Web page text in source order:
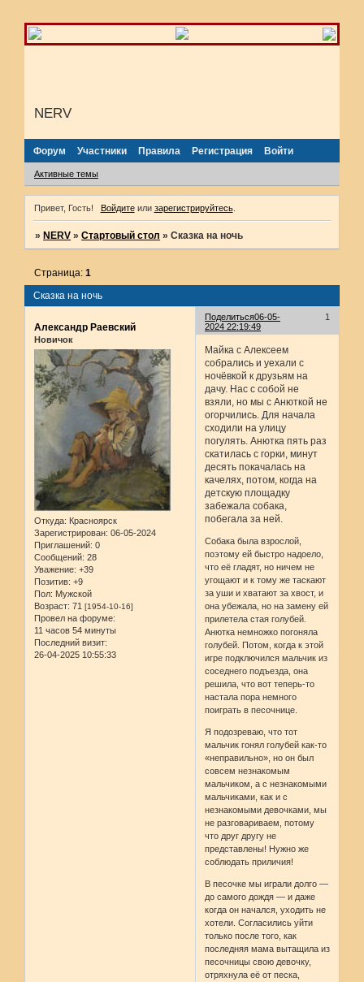
NERV
Форум Участники Правила Регистрация Войти
Активные темы
Привет, Гость! Войдитеили зарегистрируйтесь.
»NERV »Стартовый стол »Сказка на ночь
Сказка на ночь
Страница:1
Поделиться 1
06-05-
2024 22:19:49
Александр Раевский
Новичок
Откуда: Красноярск
Зарегистрирован: 06-05-2024
Приглашений: 0
Сообщений: 28
Уважение: +39
Позитив: +9
Пол: Мужской
Возраст: 71 [1954-10-16]
Провел на форуме:
11 часов 54 минуты
Последний визит:
26-04-2025 10:55:33
Майка с Алексеем
собрались и уехали с
ночёвкой к друзьям на
дачу. Нас с собой не
взяли, но мы с Анюткой не
огорчились. Для начала
сходили на улицу
погулять. Анютка пять раз
скатилась с горки, минут
десять покачалась на
качелях, потом, когда на
детскую площадку
забежала собака,
побегала за ней.
Собака была взрослой,
поэтому ей быстро надоело,
что её гладят, но ничем не
угощают и к тому же таскают
за уши и хватают за хвост, и
она убежала, но на замену ей
прилетела стая голубей.
Анютка немножко погоняла
голубей. Потом, когда к этой
игре подключился мальчик из
соседнего подъезда, она
решила, что вот теперь-то
настала пора немного
поиграть в песочнице.
Я подозреваю, что тот
мальчик гонял голубей как-то
«неправильно», но он был
совсем незнакомым
мальчиком, а с незнакомыми
мальчиками, как и с
незнакомыми девочками, мы
не разговариваем, потому
что друг другу не
представлены! Нужно же
соблюдать приличия!
В песочке мы играли долго —
до самого дождя — и даже
когда он начался, уходить не
хотели. Согласились уйти
только после того, как
последняя мама вытащила из
песочницы свою девочку,
отряхнула её от песка,